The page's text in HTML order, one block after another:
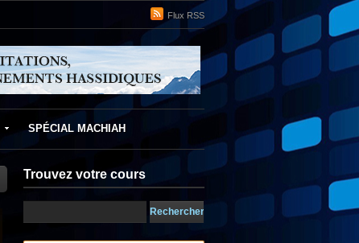
Flux RSS
SPÉCIAL MACHIAH
Trouvez votre cours